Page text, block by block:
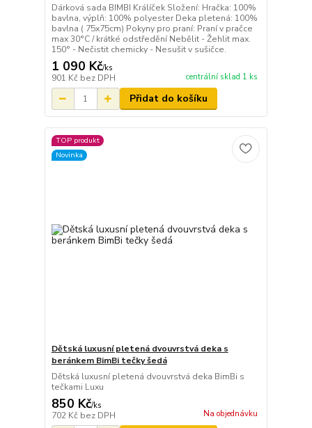
Dárková sada BIMBI Králíček Složení: Hračka: 100%
bavlna, výplň: 100% polyester Deka pletená: 100%
bavlna ( 75x75cm) Pokyny pro praní: Praní v pračce
max 30°C / krátké odstředění Nebělit - Žehlit max.
150° - Nečistit chemicky - Nesušit v sušičce.
1 090 Kč/ks
901 Kč bez DPH centrální sklad 1 ks
Přidat do košíku
TOP produkt
Novinka
Dětská luxusní pletená dvouvrstvá deka s
beránkem BimBi tečky šedá
Dětská luxusní pletená dvouvrstvá deka BimBi s
tečkami Luxu
850 Kč/ks
702 Kč bez DPH Na objednávku